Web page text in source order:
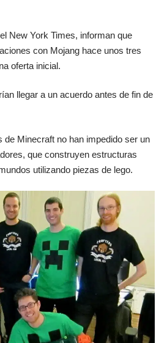
New York Times, informan que
con Mojang hace unos tres
oferta inicial.
llegar a un acuerdo antes de fin de
de Minecraft no han impedido ser un
que construyen estructuras
utilizando piezas de lego.